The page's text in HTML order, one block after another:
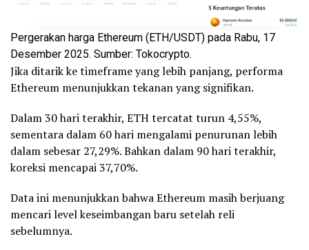
Pergerakan harga Ethereum (ETH/USDT) pada Rabu, 17
Desember 2025. Sumber: Tokocrypto.
Jika ditarik ke timeframe yang lebih panjang, performa
Ethereum menunjukkan tekanan yang signifikan.
Dalam 30 hari terakhir, ETH tercatat turun 4,55%,
sementara dalam 60 hari mengalami penurunan lebih
dalam sebesar 27,29%. Bahkan dalam 90 hari terakhir,
koreksi mencapai 37,70%.
Data ini menunjukkan bahwa Ethereum masih berjuang
mencari level keseimbangan baru setelah reli
sebelumnya.